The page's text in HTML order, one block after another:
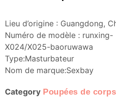
Lieu d’origine : Guangdong,
Numéro de modèle : runxing-
X024/X025-baoruwawa
Type:Masturbateur
Nom de marque:Sexbay
Category Poupées de corps